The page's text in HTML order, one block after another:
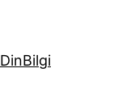
DinBilgi